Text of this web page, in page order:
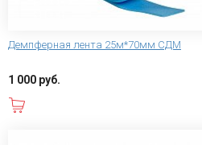
Демпферная лента 25м*70мм СДМ
1 000 руб.